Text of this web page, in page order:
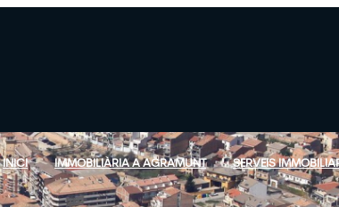
INICI IMMOBILIÀRIA A AGRAMUNT SERVEIS